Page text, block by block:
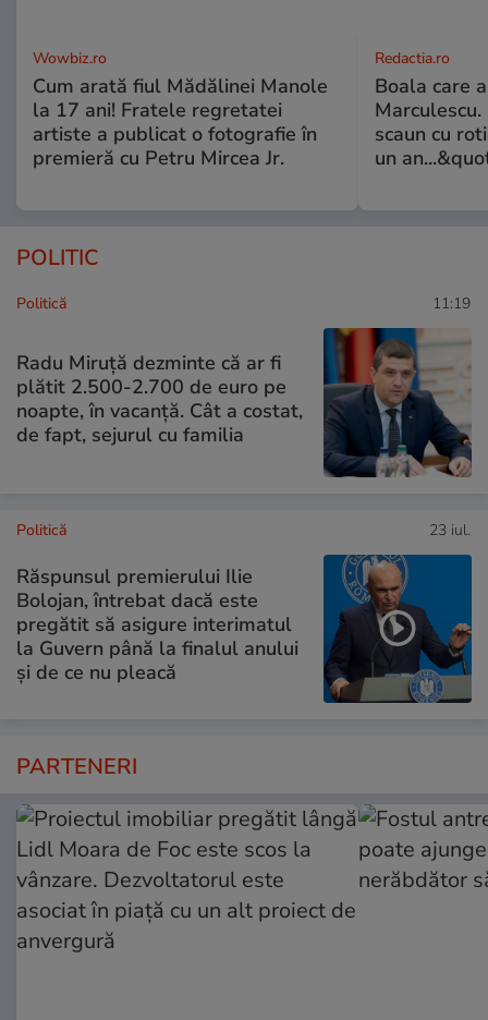
Wowbiz.ro
Cum arată fiul Mădălinei Manole
la 17 ani! Fratele regretatei
artiste a publicat o fotografie în
premieră cu Petru Mircea Jr.
Redactia.ro
Boala care
scaun cu
un
POLITIC
Politică 11:19
Radu Miruţă dezminte că ar fi
plătit 2.500-2.700 de euro pe
noapte, în vacanță. Cât a costat,
de fapt, sejurul cu familia
Politică 23 iul.
Răspunsul premierului Ilie
Bolojan, întrebat dacă este
pregătit să asigure interimatul
la Guvern până la finalul anului
și de ce nu pleacă
PARTENERI